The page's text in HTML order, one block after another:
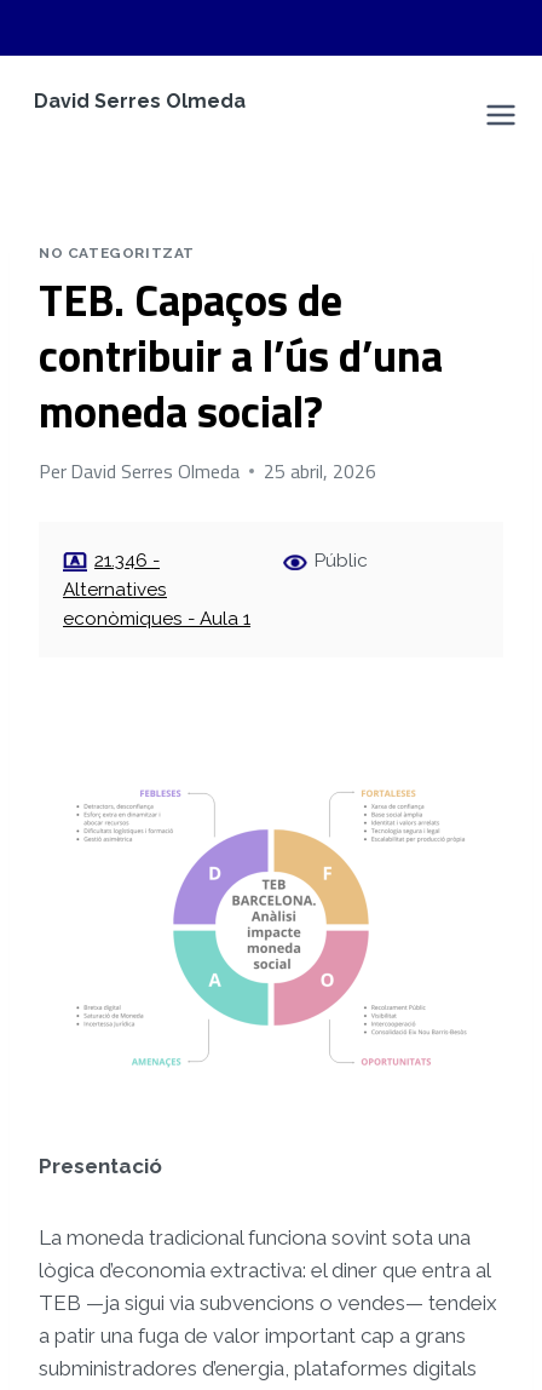
David Serres Olmeda
NO CATEGORITZAT
TEB. Capaços de
contribuir a l’ús d’una
moneda social?
PerDavid Serres Olmeda 25 abril, 2026
21.346 -
Alternatives
econòmiques - Aula 1
Públic
Presentació
La moneda tradicional funciona sovint sota una
lògica d’economia extractiva: el diner que entra al
TEB —ja sigui via subvencions o vendes— tendeix
a patir una fuga de valor important cap a grans
subministradores d’energia, plataformes digitals